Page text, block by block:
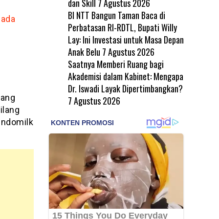
dan Skill 7 Agustus 2026
BI NTT Bangun Taman Baca di
Perbatasan RI-RDTL, Bupati Willy
Lay: Ini Investasi untuk Masa Depan
Anak Belu 7 Agustus 2026
Saatnya Memberi Ruang bagi
Akademisi dalam Kabinet: Mengapa
Dr. Iswadi Layak Dipertimbangkan?
7 Agustus 2026